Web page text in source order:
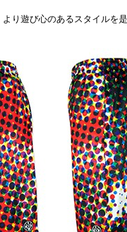
り遊び心のあるスタイルを是